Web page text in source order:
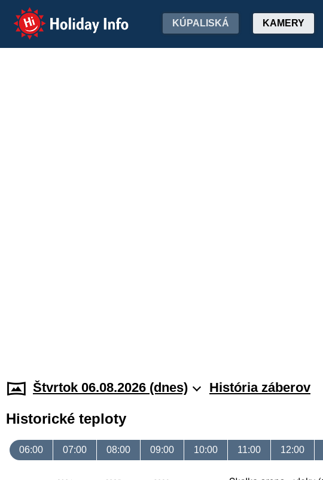
Holiday Info KÚPALISKÁ KAMERY
Štvrtok 06.08.2026 (dnes) História záberov
Historické teploty
06:00 07:00 08:00 09:00 10:00 11:00 12:00